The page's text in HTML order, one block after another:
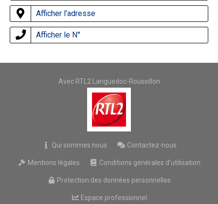
Afficher l'adresse
Afficher le N°
Avec RTL2 Languedoc-Roussillon
Qui sommes nous Contactez-nous
Mentions légales Conditions générales d'utilisation
Protection des données personnelles
Espace professionnel